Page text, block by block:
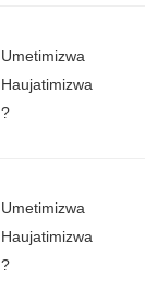
Umetimizwa
Haujatimizwa
?
Umetimizwa
Haujatimizwa
?